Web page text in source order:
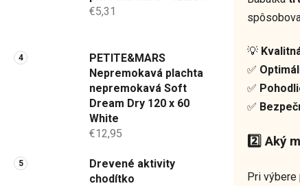
€5,31
PETITE&MARS
Nepremokavá plachta
nepremokavá Soft
Dream Dry 120 x 60
White
€12,95
Drevené aktivity
chodítko
💡
✅
✅
✅
2️⃣ Aký
Pri výbere